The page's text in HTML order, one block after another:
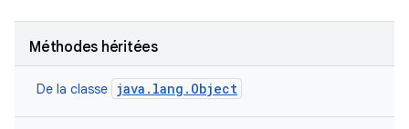
Méthodes héritées
De la classe java.lang.Object